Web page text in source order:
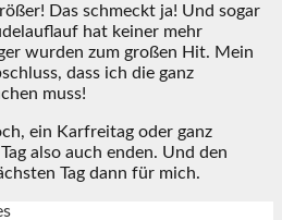
Das schmeckt ja! Und sogar
hat keiner mehr
wurden zum großen Hit. Mein
dass ich die ganz
muss!
ein Karfreitag oder ganz
also auch enden. Und den
Tag dann für mich.